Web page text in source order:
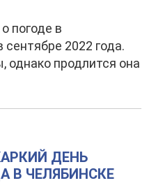
погоде в
2022 года.
однако продлится она
ДЕНЬ
В ЧЕЛЯБИНСКЕ